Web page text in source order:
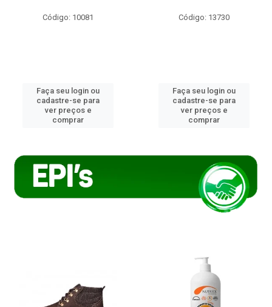
Código: 10081
Faça seu login ou
cadastre-se para
ver preços e
comprar
Código: 13730
Faça seu login ou
cadastre-se para
ver preços e
comprar